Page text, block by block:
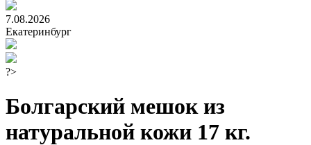
7.08.2026
Екатеринбург
?>
Болгарский мешок из
натуральной кожи 17 кг.